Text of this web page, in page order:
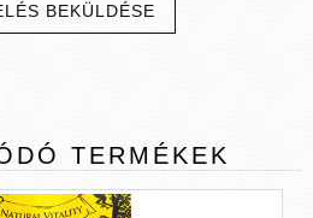
BEKÜLDÉSE
TERMÉKEK